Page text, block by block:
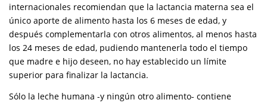
VOLUNTARIAS CONTACTO DONAR
internacionales recomiendan que la lactancia materna sea el
único aporte de alimento hasta los 6 meses de edad, y
después complementarla con otros alimentos, al menos hasta
los 24 meses de edad, pudiendo mantenerla todo el tiempo
que madre e hijo deseen, no hay establecido un límite
superior para finalizar la lactancia.
Sólo la leche humana -y ningún otro alimento- contiene